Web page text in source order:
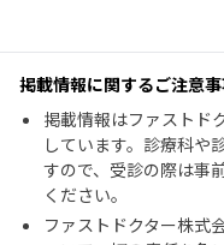
掲載情報に関するご注意
掲載情報はファストド
しています。診療科や
すので、受診の際は事
ください。
ファストドクター株式